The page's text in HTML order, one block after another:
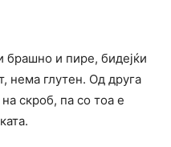
брашно и пире, бидејќи
нема глутен. Од друга
скроб, па со тоа е